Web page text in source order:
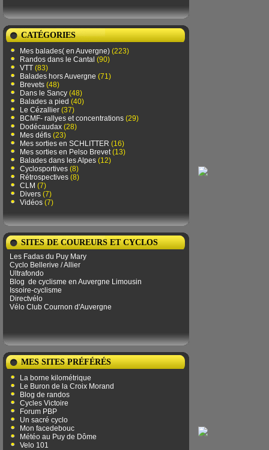
CATÉGORIES
Mes balades( en Auvergne) (223)
Randos dans le Cantal (90)
VTT (83)
Balades hors Auvergne (71)
Brevets (48)
Dans le Sancy (48)
Balades a pied (40)
Le Cézallier (37)
BCMF- rallyes et concentrations (29)
Dodécaudax (28)
Mes défis (23)
Mes sorties en SCHLITTER (16)
Mes sorties en Pelso Brevet(13)
Balades dans les Alpes (12)
Cyclosportives (8)
Rétrospectives (8)
CLM (7)
Divers (7)
Vidéos (7)
SITES DE COUREURS ET CYCLOS
Les Fadas du Puy Mary
Cyclo Bellerive / Allier
Ultrafondo
Blog de ​​cyclisme en Auvergne Limousin
Issoire-cyclisme
Directvélo
Vélo Club Cournon d'Auvergne
MES SITES PRÉFÉRÉS
La borne kilométrique
Le Buron de la Croix Morand
Blog de randos
Cycles Victoire
Forum PBP
Un sacré cyclo
Mon facedebouc
Météo au Puy de Dôme
Velo 101